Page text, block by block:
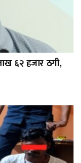
६२ हजार ठगी,